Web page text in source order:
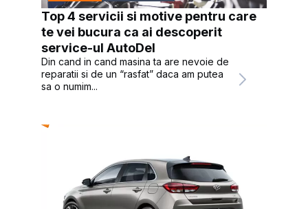
Top 4 servicii si motive pentru care
te vei bucura ca ai descoperit
service-ul AutoDel
Din cand in cand masina ta are nevoie de
reparatii si de un “rasfat” daca am putea
sa o numim...